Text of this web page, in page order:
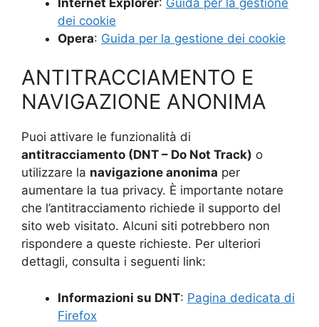
dei cookie
Opera: Guida per la gestione dei cookie
ANTITRACCIAMENTO E
NAVIGAZIONE ANONIMA
Puoi attivare le funzionalità di
antitracciamento (DNT – Do Not Track) o
utilizzare la navigazione anonima per
aumentare la tua privacy. È importante notare
che l’antitracciamento richiede il supporto del
sito web visitato. Alcuni siti potrebbero non
rispondere a queste richieste. Per ulteriori
dettagli, consulta i seguenti link:
Informazioni su DNT: Pagina dedicata di
Firefox